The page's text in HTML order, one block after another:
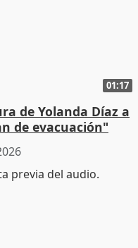
01:17
de Yolanda Díaz a
de evacuación"